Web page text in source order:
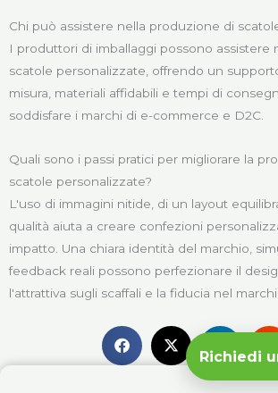
Chi può assistere nella produzione di
I produttori di imballaggi possono assistere
scatole personalizzate, offrendo un
misura, materiali affidabili e tempi di
soddisfare i marchi di e-commerce e D2C.
Quali sono i passi pratici per migliorare la
scatole personalizzate?
L'uso di immagini nitide, di un layout
qualità aiuta a creare confezioni
impatto. Una chiara identità del marchio,
feedback reali possono perfezionare il
l'attrattiva sugli scaffali e la fiducia nel
Richiedi